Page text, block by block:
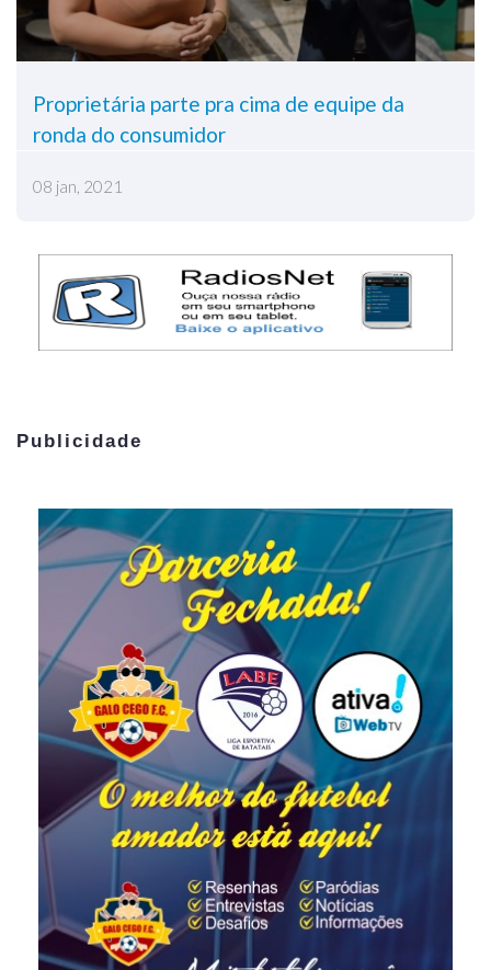
Proprietária parte pra cima de equipe da
ronda do consumidor
08 jan, 2021
Publicidade